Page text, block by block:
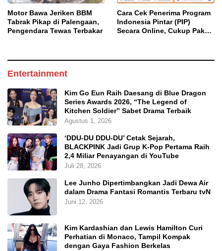
Motor Bawa Jeriken BBM
Tabrak Pikap di Palengaan,
Pengendara Tewas Terbakar
Cara Cek Penerima Program
Indonesia Pintar (PIP)
Secara Online, Cukup Pakai
Entertainment
Kim Go Eun Raih Daesang di Blue Dragon
Series Awards 2026, “The Legend of
Kitchen Soldier” Sabet Drama Terbaik
Agustus 1, 2026
‘DDU-DU DDU-DU’ Cetak Sejarah,
BLACKPINK Jadi Grup K-Pop Pertama Raih
2,4 Miliar Penayangan di YouTube
Juli 28, 2026
Lee Junho Dipertimbangkan Jadi Dewa Air
dalam Drama Fantasi Romantis Terbaru tvN
Juni 12, 2026
Kim Kardashian dan Lewis Hamilton Curi
Perhatian di Monaco, Tampil Kompak
dengan Gaya Fashion Berkelas